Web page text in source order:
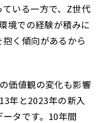
いる一方で、Z世代
境での経験が積みに
く傾向があるから
価値観の変化も影響
年と2023年の新入
タです。10年間